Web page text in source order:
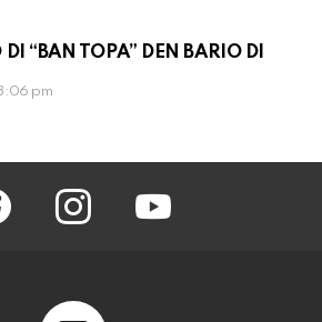
“BAN TOPA” DEN BARIO DI
pm
facebook instagram youtube